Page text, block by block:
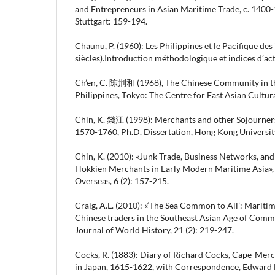
and Entrepreneurs in Asian Maritime Trade, c.
Stuttgart: 159-194.
Chaunu, P. (1960): Les Philippines et le Pacifique
siècles).Introduction méthodologique et indices
Ch’en, C. 陈荆和 (1968), The Chinese Community in
Philippines, Tōkyō: The Centre for East Asian
Chin, K. 錢江 (1998): Merchants and other
1570-1760, Ph.D. Dissertation, Hong Kong
Chin, K. (2010): «Junk Trade, Business Networks,
Hokkien Merchants in Early Modern Maritime
Overseas, 6 (2): 157-215.
Craig, A.L. (2010): «‘The Sea Common to All’:
Chinese traders in the Southeast Asian Age of
Journal of World History, 21 (2): 219-247.
Cocks, R. (1883): Diary of Richard Cocks, Cape-
in Japan, 1615-1622, with Correspondence, Edward